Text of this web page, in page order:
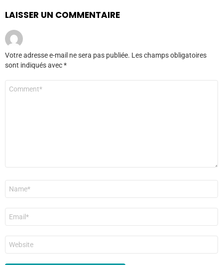
LAISSER UN COMMENTAIRE
Votre adresse e-mail ne sera pas publiée. Les champs obligatoires
sont indiqués avec*
Commentaire
Nom
E-
mail
*
Site
web